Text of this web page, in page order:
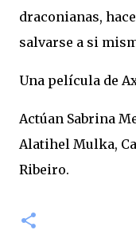
draconianas,
salvarse a si
Una película de
Actúan Sabrina
Alatihel Mulka,
Ribeiro.